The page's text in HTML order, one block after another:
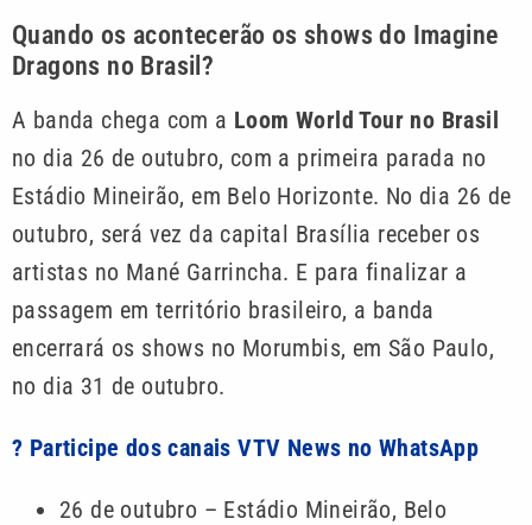
Quando os acontecerão os shows do Imagine
Dragons no Brasil?
A banda chega com a Loom World Tour no Brasil
no dia 26 de outubro, com a primeira parada no
Estádio Mineirão, em Belo Horizonte. No dia 26 de
outubro, será vez da capital Brasília receber os
artistas no Mané Garrincha. E para finalizar a
passagem em território brasileiro, a banda
encerrará os shows no Morumbis, em São Paulo,
no dia 31 de outubro.
? Participe dos canais VTV News no WhatsApp
26 de outubro – Estádio Mineirão, Belo